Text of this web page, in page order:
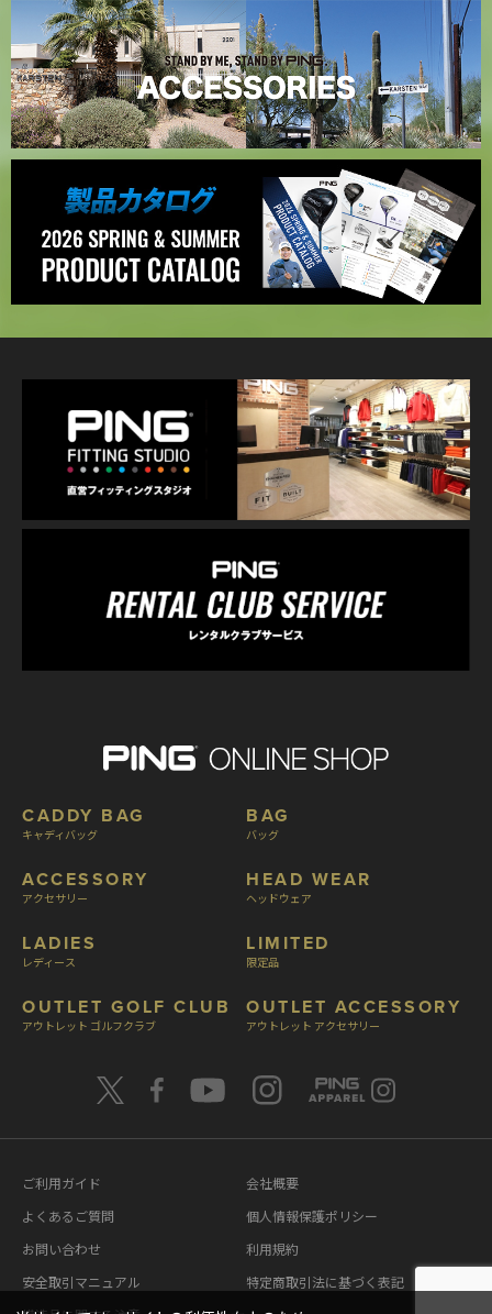
CADDY BAG
キャディバッグ
ACCESSORY
アクセサリー
LADIES
レディース
OUTLET GOLF CLUB
アウトレット ゴルフクラブ
BAG
バッグ
HEAD WEAR
ヘッドウェア
LIMITED
限定品
OUTLET ACCESSORY
アウトレット アクセサリー
ご利用ガイド
よくあるご質問
お問い合わせ
安全取引マニュアル
会社概要
個人情報保護ポリシー
利用規約
特定商取引法に基づく表記